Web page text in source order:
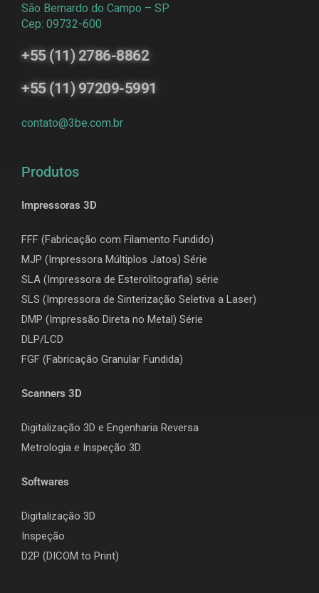
São Bernardo do Campo – SP
Cep: 09732-600
+55 (11) 2786-8862
+55 (11) 97209-5991
contato@3be.com.br
Produtos
Impressoras 3D
FFF (Fabricação com Filamento Fundido)
MJP (Impressora Múltiplos Jatos) Série
SLA (Impressora de Esterolitografia) série
SLS (Impressora de Sinterização Seletiva a Laser)
DMP (Impressão Direta no Metal) Série
DLP/LCD
FGF (Fabricação Granular Fundida)
Scanners 3D
Digitalização 3D e Engenharia Reversa
Metrologia e Inspeção 3D
Softwares
Digitalização 3D
Inspeção
D2P (DICOM to Print)